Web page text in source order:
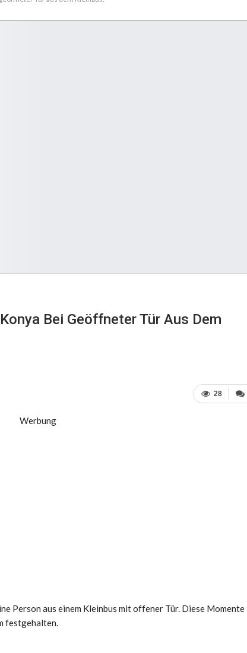
Bei Geöffneter Tür Aus Dem
28
Werbung
Person aus einem Kleinbus mit offener Tür. Diese Momente
festgehalten.